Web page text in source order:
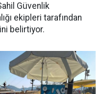
Güvenlik
ekipleri tarafından
belirtiyor.